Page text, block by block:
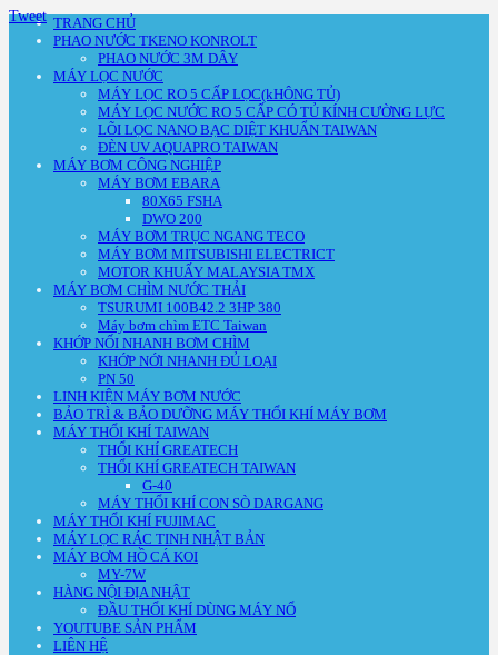
TRANG CHỦ
PHAO NƯỚC TKENO KONROLT
PHAO NƯỚC 3M DÂY
MÁY LỌC NƯỚC
MÁY LỌC RO 5 CẤP LỌC(kHÔNG TỦ)
MÁY LỌC NƯỚC RO 5 CẤP CÓ TỦ KÍNH CƯỜNG LỰC
LÕI LỌC NANO BẠC DIỆT KHUẨN TAIWAN
ĐÈN UV AQUAPRO TAIWAN
MÁY BƠM CÔNG NGHIỆP
MÁY BƠM EBARA
80X65 FSHA
DWO 200
MÁY BƠM TRỤC NGANG TECO
MÁY BƠM MITSUBISHI ELECTRICT
MOTOR KHUẤY MALAYSIA TMX
MÁY BƠM CHÌM NƯỚC THẢI
TSURUMI 100B42.2 3HP 380
Máy bơm chìm ETC Taiwan
KHỚP NỐI NHANH BƠM CHÌM
KHỚP NỚI NHANH ĐỦ LOẠI
PN 50
LINH KIỆN MÁY BƠM NƯỚC
BẢO TRÌ & BẢO DƯỠNG MÁY THỔI KHÍ MÁY BƠM
MÁY THỔI KHÍ TAIWAN
THỔI KHÍ GREATECH
THỔI KHÍ GREATECH TAIWAN
G-40
MÁY THỔI KHÍ CON SÒ DARGANG
MÁY THỔI KHÍ FUJIMAC
MÁY LỌC RÁC TINH NHẬT BẢN
MÁY BƠM HỒ CÁ KOI
MY-7W
HÀNG NỘI ĐỊA NHẬT
ĐẦU THỔI KHÍ DÙNG MÁY NỔ
YOUTUBE SẢN PHẨM
LIÊN HỆ
Tweet